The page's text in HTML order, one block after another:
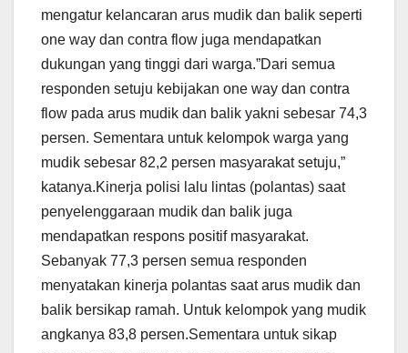
mengatur kelancaran arus mudik dan balik seperti
one way dan contra flow juga mendapatkan
dukungan yang tinggi dari warga.”Dari semua
responden setuju kebijakan one way dan contra
flow pada arus mudik dan balik yakni sebesar 74,3
persen. Sementara untuk kelompok warga yang
mudik sebesar 82,2 persen masyarakat setuju,”
katanya.Kinerja polisi lalu lintas (polantas) saat
penyelenggaraan mudik dan balik juga
mendapatkan respons positif masyarakat.
Sebanyak 77,3 persen semua responden
menyatakan kinerja polantas saat arus mudik dan
balik bersikap ramah. Untuk kelompok yang mudik
angkanya 83,8 persen.Sementara untuk sikap